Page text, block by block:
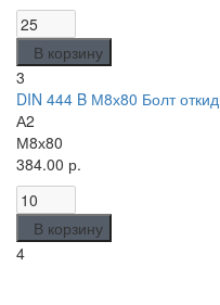
В корзину
3
DIN 444 B М8х80 Болт
А2
М8х80
384.00 р.
В корзину
4